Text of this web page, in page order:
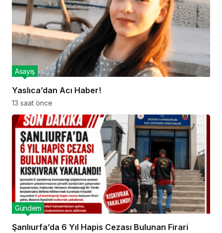
Yaslıca’dan Acı Haber!
Asayiş
13 saat önce
Şanlıurfa’da 6 Yıl Hapis Cezası Bulunan Firari
Gündem